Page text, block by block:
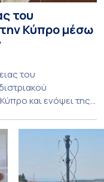
του
Κύπρο μέσω
του
και ενόψει της
του Τμήματος
τον Σεπτέμβριο
και
Ηρειώτης, και ο